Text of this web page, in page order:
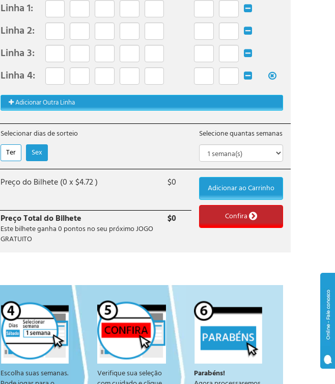
Linha1:
Linha2:
Linha3:
Linha4:
Adicionar Outra Linha
Selecionar dias de sorteio
Ter
Sex
Selecione quantas semanas
Preço do Bilhete (0x $4.72) $0 Adicionar ao Carrinho
Preço Total do Bilhete $0
Este bilhete ganha0 pontos no seu próximo JOGO
GRATUITO
Confira
Escolha suas semanas.
Verifique sua seleção
Parabéns!